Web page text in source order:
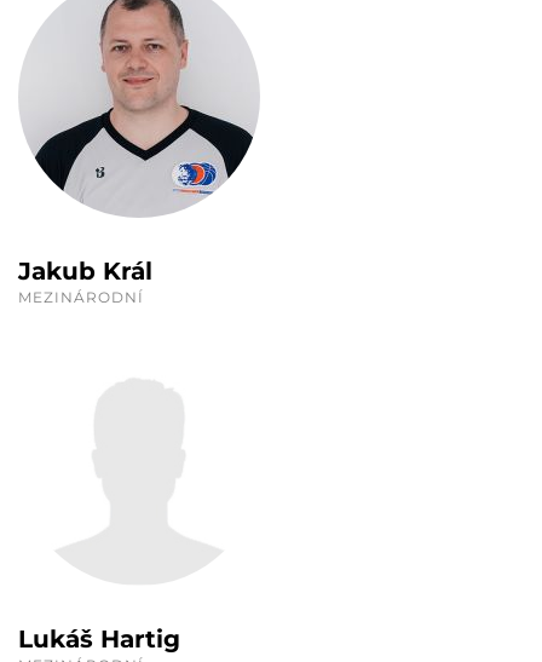
Jakub Král
MEZINÁRODNÍ
Lukáš Hartig